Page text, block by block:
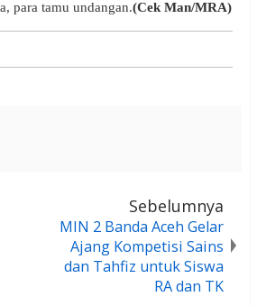
para tamu undangan.(Cek Man/MRA)
Sebelumnya
MIN 2 Banda Aceh Gelar
Ajang Kompetisi Sains
dan Tahfiz untuk Siswa
RA dan TK